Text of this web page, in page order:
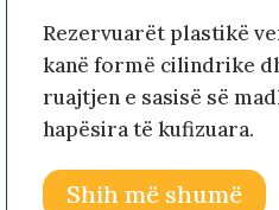
Rezervuarët plastikë
kanë formë cilindrike
ruajtjen e sasisë së
hapësira të kufizuara.
Shih më shumë